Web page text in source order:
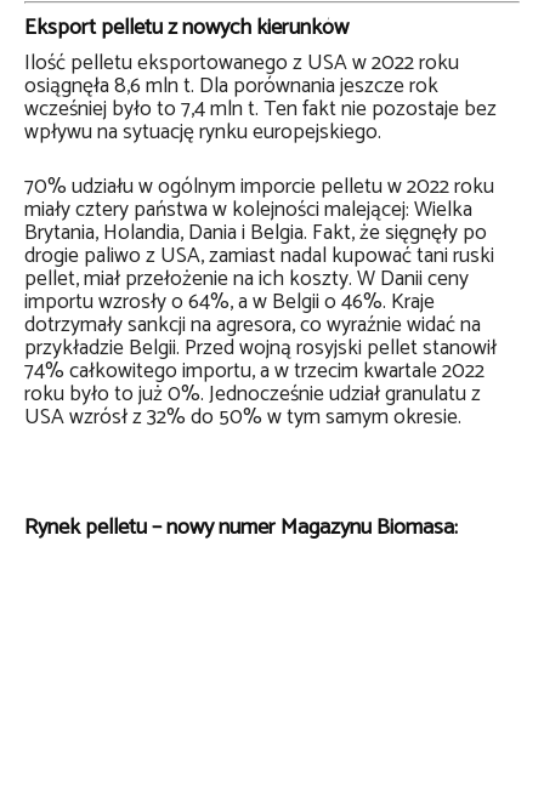
Eksport pelletu z nowych kierunków
Ilość pelletu eksportowanego z USA w 2022 roku
osiągnęła 8,6 mln t. Dla porównania jeszcze rok
wcześniej było to 7,4 mln t. Ten fakt nie pozostaje bez
wpływu na sytuację rynku europejskiego.
70% udziału w ogólnym imporcie pelletu w 2022 roku
miały cztery państwa w kolejności malejącej: Wielka
Brytania, Holandia, Dania i Belgia. Fakt, że sięgnęły po
drogie paliwo z USA, zamiast nadal kupować tani ruski
pellet, miał przełożenie na ich koszty. W Danii ceny
importu wzrosły o 64%, a w Belgii o 46%. Kraje
dotrzymały sankcji na agresora, co wyraźnie widać na
przykładzie Belgii. Przed wojną rosyjski pellet stanowił
74% całkowitego importu, a w trzecim kwartale 2022
roku było to już 0%. Jednocześnie udział granulatu z
USA wzrósł z 32% do 50% w tym samym okresie.
Rynek pelletu – nowy numer Magazynu Biomasa: